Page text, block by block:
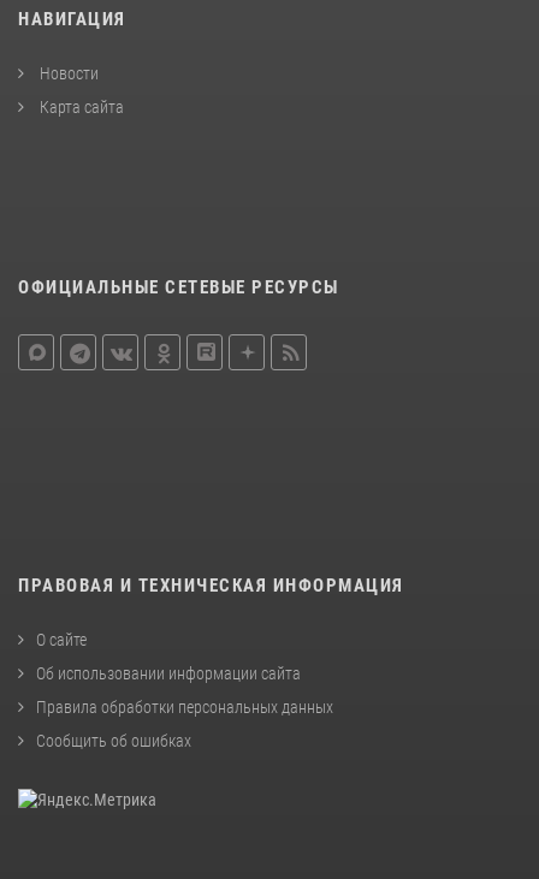
НАВИГАЦИЯ
Новости
Карта сайта
ОФИЦИАЛЬНЫЕ СЕТЕВЫЕ РЕСУРСЫ
ПРАВОВАЯ И ТЕХНИЧЕСКАЯ ИНФОРМАЦИЯ
О сайте
Об использовании информации сайта
Правила обработки персональных данных
Сообщить об ошибках